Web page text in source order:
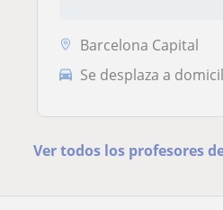
Barcelona Capital
Se desplaza a
Ver todos los profesores